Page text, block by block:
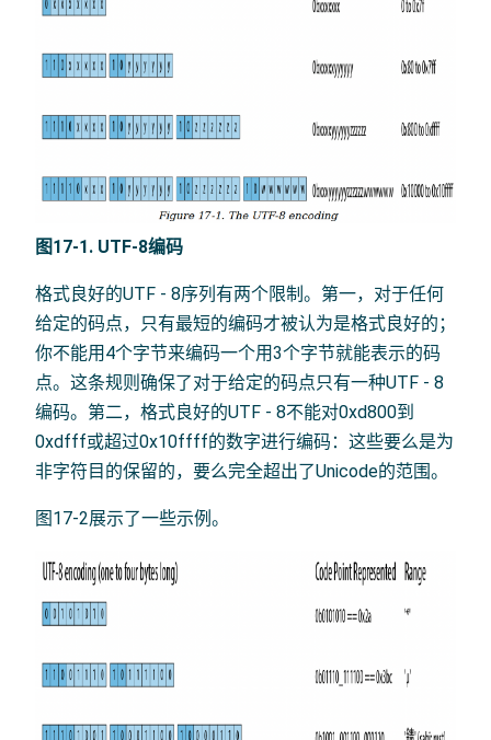
图17-1. UTF-8编码
格式良好的UTF - 8序列有两个限制。第一，对于任何
给定的码点，只有最短的编码才被认为是格式良好的；
你不能用4个字节来编码一个用3个字节就能表示的码
点。这条规则确保了对于给定的码点只有一种UTF - 8
编码。第二，格式良好的UTF - 8不能对0xd800到
0xdfff或超过0x10ffff的数字进行编码：这些要么是为
非字符目的保留的，要么完全超出了Unicode的范围。
图17-2展示了一些示例。